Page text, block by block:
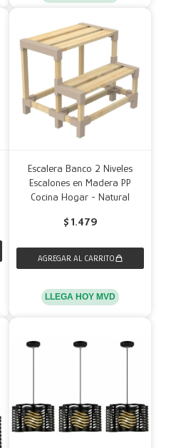
Escalera Banco 2 Niveles
Escalones en Madera PP
Cocina Hogar - Natural
$ 1.479
LLEGA HOY MVD